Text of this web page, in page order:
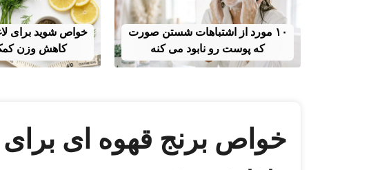
۱۰ مورد از اشتباهات شستن صورت
که پوست رو نابود می کنه
خواص شوید برای
کاهش وزن
خواص برنج قهوه‌ ای